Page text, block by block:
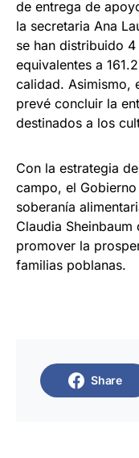
de entrega de
la secretaria Ana
se han distribuido
equivalentes a
calidad. Asimismo,
prevé concluir la
destinados a los
Con la estrategia
campo, el
soberanía
Claudia
promover la
familias poblanas.
Share